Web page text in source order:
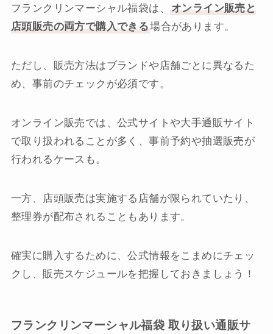
フランクリンマーシャル福袋は、
オンライン販売と
店頭販売の両方で購入できる場合があります。
ただし、販売方法はブランドや店舗ごとに異なるた
め、事前のチェックが必須です。
オンライン販売では、公式サイトや大手通販サイト
で取り扱われることが多く、事前予約や抽選販売が
行われるケースも。
一方、店頭販売は実施する店舗が限られていたり、
整理券が配布されることもあります。
確実に購入するために、公式情報をこまめにチェッ
クし、販売スケジュールを把握しておきましょう！
フランクリンマーシャル福袋 取り扱い通販サ